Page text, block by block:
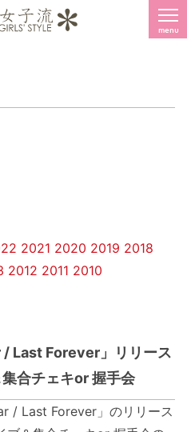
menu
2021 2020 2019 2018
2012 2011 2010
/ Last Forever」リリース
合チェキor 握手会
/ Last Forever」のリリース